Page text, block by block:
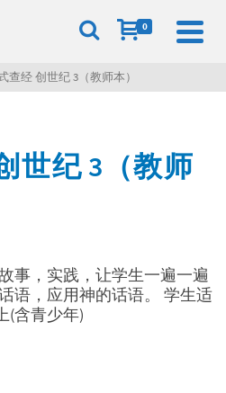
0
查经 创世纪 3（教师本）
世纪 3（教师
事，实践，让学生一遍一遍
语，应用神的话语。 学生适
(含青少年)